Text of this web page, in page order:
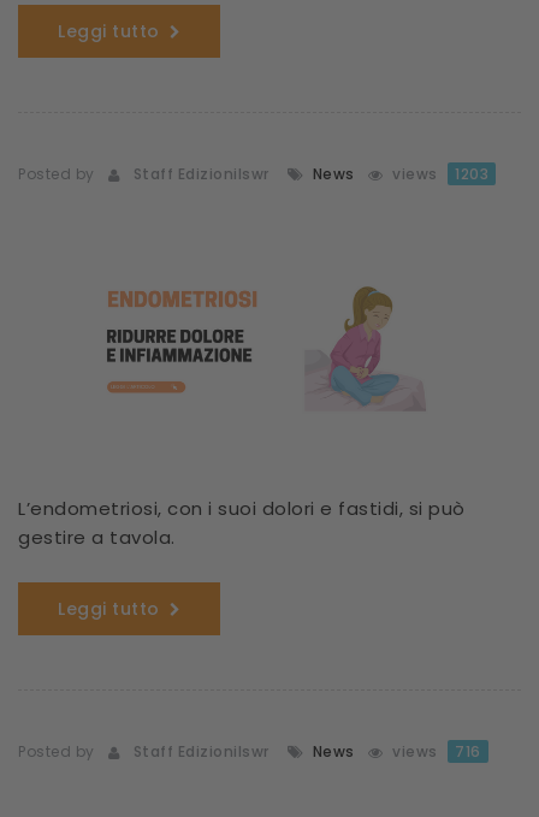
Leggi tutto
Posted by Staff Edizionilswr News views 1203
L’endometriosi, con i suoi dolori e fastidi, si può
gestire a tavola.
Leggi tutto
Posted by Staff Edizionilswr News views 716